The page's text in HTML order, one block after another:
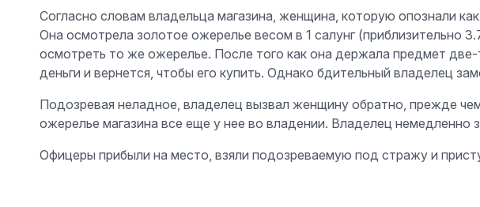
Согласно словам владельца магазина, женщина, которую опознали
Она осмотрела золотое ожерелье весом в 1 салунг (приблизительно
осмотреть то же ожерелье. После того как она держала предмет
деньги и вернется, чтобы его купить. Однако бдительный владелец
Подозревая неладное, владелец вызвал женщину обратно, прежде
ожерелье магазина все еще у нее во владении. Владелец немедленно
Офицеры прибыли на место, взяли подозреваемую под стражу и